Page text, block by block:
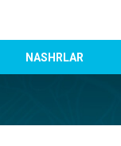
NASHRLAR